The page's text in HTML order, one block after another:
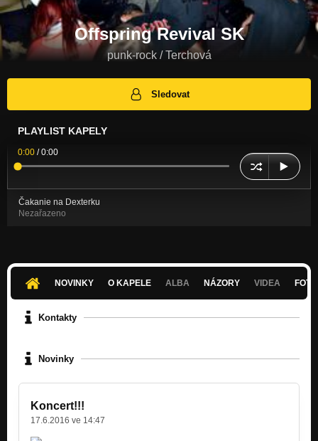
Offspring Revival SK
punk-rock / Terchová
Sledovat
PLAYLIST KAPELY
0:00 /0:00
Čakanie na Dexterku
Nezařazeno
NOVINKY O KAPELE ALBA NÁZORY VIDEA
Kontakty
Novinky
Koncert!!!
17.6.2016 ve 14:47